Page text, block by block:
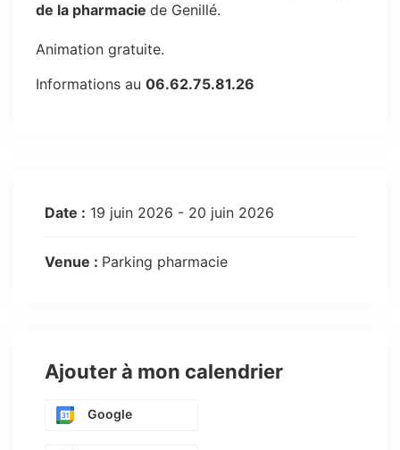
de la pharmacie de Genillé.
Animation gratuite.
Informations au 06.62.75.81.26
Date : 19 juin 2026 - 20 juin 2026
Venue : Parking pharmacie
Ajouter à mon calendrier
Google